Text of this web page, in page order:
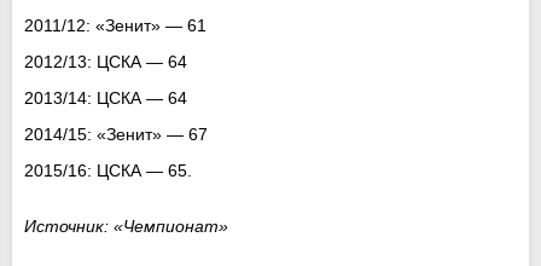
2011/12: «Зенит» — 61
2012/13: ЦСКА — 64
2013/14: ЦСКА — 64
2014/15: «Зенит» — 67
2015/16: ЦСКА — 65.
Источник: «Чемпионат»